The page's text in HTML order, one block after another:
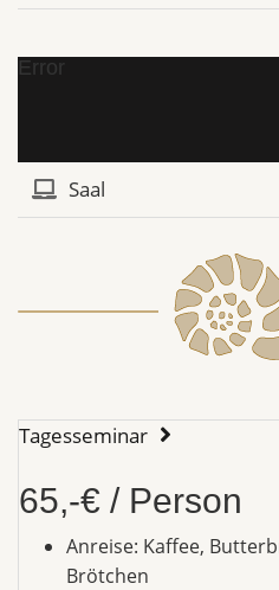
Error
Saal
Tagesseminar
65,-€ / Person
Anreise: Kaffee,
Brötchen